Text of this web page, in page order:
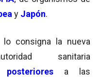
y Japón.
consigna la nueva
sanitaria
a las